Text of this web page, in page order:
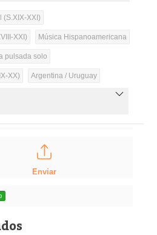
(S.XIX-XXI)
XXI) Música Hispanoamericana
pulsada solo
XX) Argentina / Uruguay
Enviar